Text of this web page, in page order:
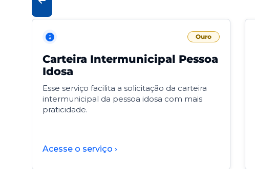
Ouro
Carteira Intermunicipal Pessoa
Idosa
Esse serviço facilita a solicitação da carteira
intermunicipal da pessoa idosa com mais
praticidade.
Acesse o serviço ›